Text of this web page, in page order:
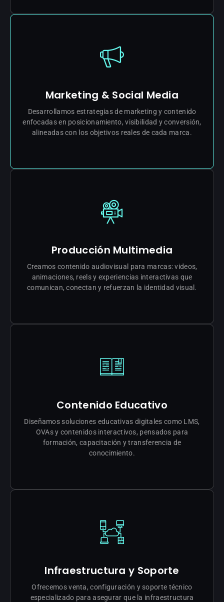
Marketing & Social Media
Desarrollamos estrategias de marketing y contenido
enfocadas en posicionamiento, visibilidad y conversión,
alineadas con los objetivos reales de cada marca.
Producción Multimedia
Creamos contenido audiovisual para marcas: videos,
animaciones, reels y experiencias interactivas que
comunican, conectan y refuerzan la identidad visual.
Contenido Educativo
Diseñamos soluciones educativas digitales como LMS,
OVAs y contenidos interactivos, pensados para
formación, capacitación y transferencia de
conocimiento.
Infraestructura y Soporte
Ofrecemos venta, configuración y soporte técnico
especializado para asegurar que la infraestructura